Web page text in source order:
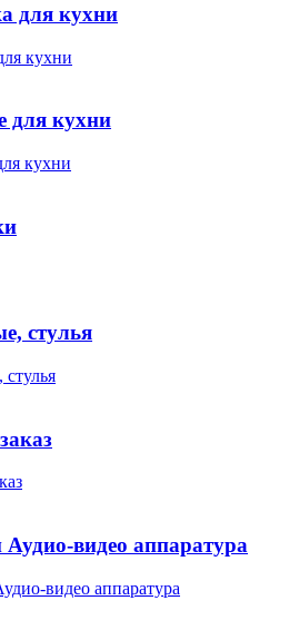
для кухни
для кухни
стулья
видео аппаратура